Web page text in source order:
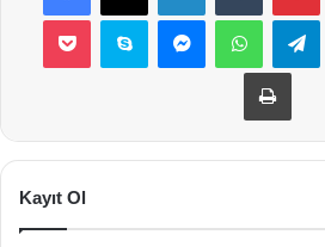
Pocket Skype Messenger
Kayıt Ol